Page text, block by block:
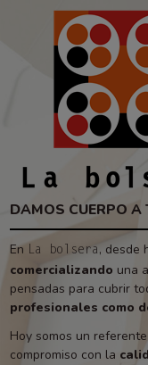
DAMOS CUERPO A
En La bolsera, desde
comercializando una
pensadas para cubrir
profesionales como
Hoy somos un
compromiso con la